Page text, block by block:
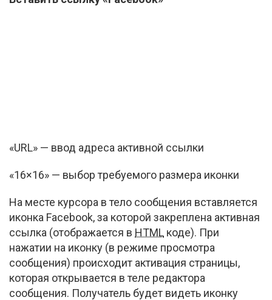
«URL» — ввод адреса активной ссылки
«16×16» — выбор требуемого размера иконки
На месте курсора в тело сообщения вставляется
иконка Facebook, за которой закреплена активная
ссылка (отображается в HTML коде). При
нажатии на иконку (в режиме просмотра
сообщения) происходит активация страницы,
которая открывается в теле редактора
сообщения. Получатель будет видеть иконку